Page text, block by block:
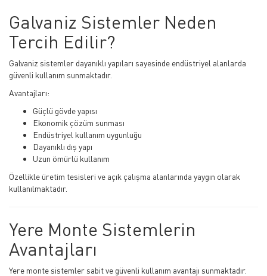
Galvaniz Sistemler Neden
Tercih Edilir?
Galvaniz sistemler dayanıklı yapıları sayesinde endüstriyel alanlarda
güvenli kullanım sunmaktadır.
Avantajları:
Güçlü gövde yapısı
Ekonomik çözüm sunması
Endüstriyel kullanım uygunluğu
Dayanıklı dış yapı
Uzun ömürlü kullanım
Özellikle üretim tesisleri ve açık çalışma alanlarında yaygın olarak
kullanılmaktadır.
Yere Monte Sistemlerin
Avantajları
Yere monte sistemler sabit ve güvenli kullanım avantajı sunmaktadır.